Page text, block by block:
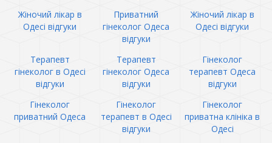
Жіночий лікар в
Одесі відгуки
Приватний
гінеколог Одеса
відгуки
Жіночий лікар в
Одесі відгуки
Терапевт
гінеколог в Одесі
відгуки
Терапевт
гінеколог Одеса
відгуки
Гінеколог
терапевт Одеса
відгуки
Гінеколог
приватний Одеса
Гінеколог
терапевт в Одесі
відгуки
Гінеколог
приватна клініка в
Одесі